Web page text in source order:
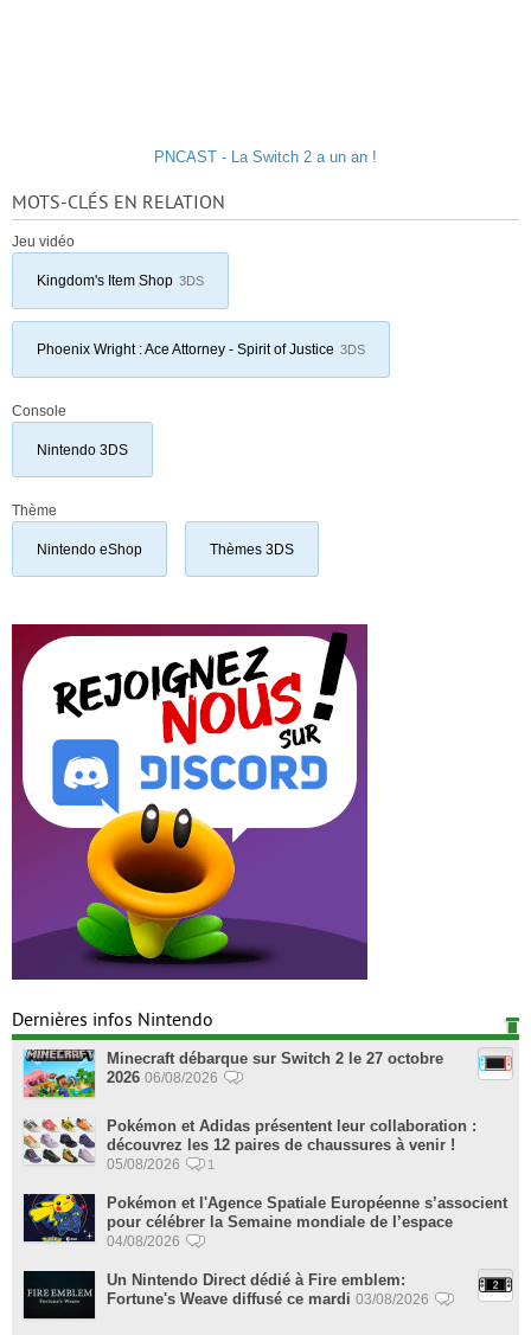
PNCAST - La Switch 2 a un an !
MOTS-CLÉS EN RELATION
Jeu vidéo
Kingdom's Item Shop 3DS
Phoenix Wright : Ace Attorney - Spirit of Justice 3DS
Console
Nintendo 3DS
Thème
Nintendo eShop Thèmes 3DS
Dernières infos Nintendo
Minecraft débarque sur Switch 2 le 27 octobre
2026 06/08/2026
Pokémon et Adidas présentent leur collaboration :
découvrez les 12 paires de chaussures à venir !
05/08/2026 1
Pokémon et l'Agence Spatiale Européenne s’associent
pour célébrer la Semaine mondiale de l’espace
04/08/2026
Un Nintendo Direct dédié à Fire emblem:
Fortune's Weave diffusé ce mardi 03/08/2026